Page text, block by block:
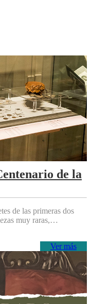
de la
de las primeras dos
muy raras,…
Ver más